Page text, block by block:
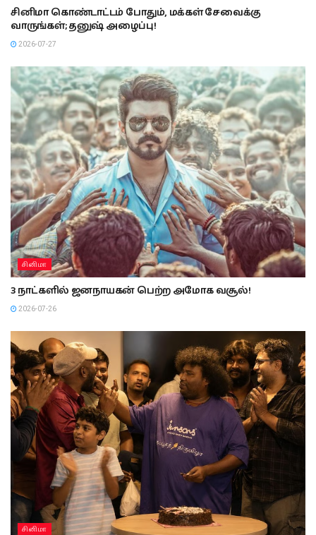
சினிமா கொண்டாட்டம் போதும், மக்கள் சேவைக்கு
வாருங்கள்; தனுஷ் அழைப்பு!
2026-07-27
சினிமா
3 நாட்களில் ஜனநாயகன் பெற்ற அமோக வசூல்!
2026-07-26
சினிமா